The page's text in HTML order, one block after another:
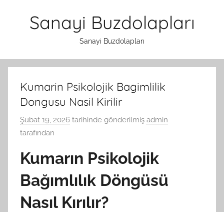
Sanayi Buzdolapları
Sanayi Buzdolapları
Kumarin Psikolojik Bagimlilik
Dongusu Nasil Kirilir
Şubat 19, 2026 tarihinde gönderilmiş admin
tarafından
Kumarın Psikolojik
Bağımlılık Döngüsü
Nasıl Kırılır?